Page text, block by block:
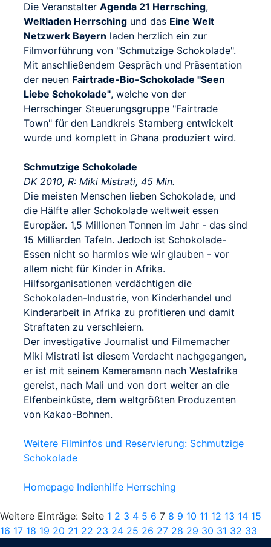
Die Veranstalter Agenda 21 Herrsching,
Weltladen Herrsching und das Eine Welt
Netzwerk Bayern laden herzlich ein zur
Filmvorführung von "Schmutzige Schokolade".
Mit anschließendem Gespräch und Präsentation
der neuen Fairtrade-Bio-Schokolade "Seen
Liebe Schokolade", welche von der
Herrschinger Steuerungsgruppe "Fairtrade
Town" für den Landkreis Starnberg entwickelt
wurde und komplett in Ghana produziert wird.
Schmutzige Schokolade
DK 2010, R: Miki Mistrati, 45 Min.
Die meisten Menschen lieben Schokolade, und
die Hälfte aller Schokolade weltweit essen
Europäer. 1,5 Millionen Tonnen im Jahr - das sind
15 Milliarden Tafeln. Jedoch ist Schokolade-
Essen nicht so harmlos wie wir glauben - vor
allem nicht für Kinder in Afrika.
Hilfsorganisationen verdächtigen die
Schokoladen-Industrie, von Kinderhandel und
Kinderarbeit in Afrika zu profitieren und damit
Straftaten zu verschleiern.
Der investigative Journalist und Filmemacher
Miki Mistrati ist diesem Verdacht nachgegangen,
er ist mit seinem Kameramann nach Westafrika
gereist, nach Mali und von dort weiter an die
Elfenbeinküste, dem weltgrößten Produzenten
von Kakao-Bohnen.
Weitere Filminfos und Reservierung: Schmutzige
Schokolade
Homepage Indienhilfe Herrsching
Weitere Einträge: Seite 1 2 3 4 5 6 7 8 9 10 11 12 13 14 15
16 17 18 19 20 21 22 23 24 25 26 27 28 29 30 31 32 33